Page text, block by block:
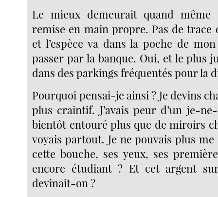
Le mieux demeurait quand même
remise en main propre. Pas de trace
et l’espèce va dans la poche de
passer par la banque. Oui, et le plus
dans des parkings fréquentés pour la
Pourquoi pensai-je ainsi ? Je devins
plus craintif. J’avais peur d’un je-
bientôt entouré plus que de miroirs
voyais partout. Je ne pouvais plus me
cette bouche, ses yeux, ses
encore étudiant ? Et cet argent
devinait-on ?